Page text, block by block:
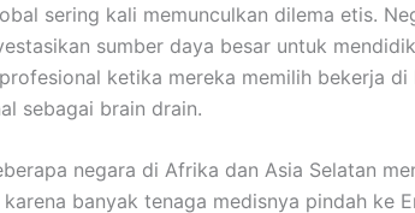
sering kali memunculkan dilema etis.
sumber daya besar untuk
ketika mereka memilih bekerja di
sebagai brain drain.
negara di Afrika dan Asia Selatan
banyak tenaga medisnya pindah ke